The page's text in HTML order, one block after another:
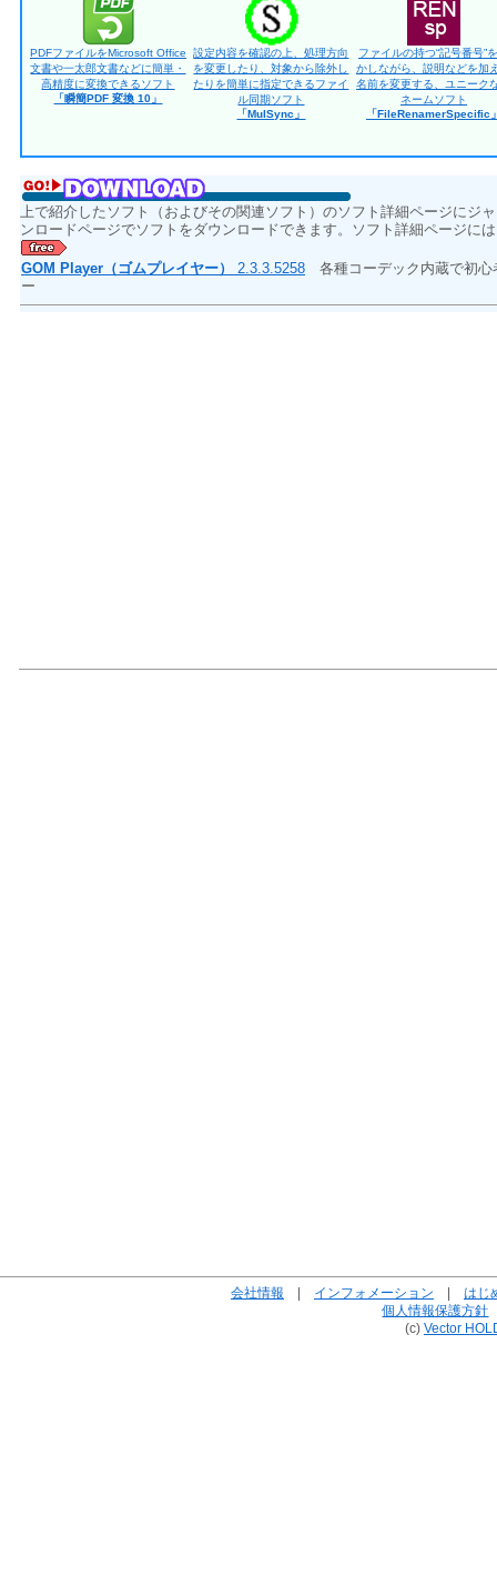
PDFファイルをMicrosoft Office
文書や一太郎文書などに簡単・
高精度に変換できるソフト
「瞬簡PDF 変換 10」
設定内容を確認の上、処理方向
を変更したり、対象から除外し
たりを簡単に指定できるファイ
ル同期ソフト
「MulSync」
ファイルの持つ“記号番号”
かしながら、説明などを加
名前を変更する、ユニーク
ネームソフト
「FileRenamerSpecific
上で紹介したソフト（およびその関連ソフト）のソフト詳細ページにジ
ンロードページでソフトをダウンロードできます。ソフト詳細ページに
GOM Player（ゴムプレイヤー） 2.3.3.5258 各種コーデック内蔵で初心
ー
会社情報 インフォメーション
はじ
個人情報保護方針
(c) Vector